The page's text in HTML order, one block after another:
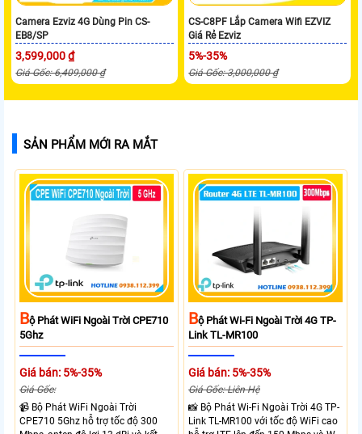
Camera Ezviz 4G Dùng Pin CS-
EB8/SP
3,599,000 ₫
Giá Gốc: 6,409,000 ₫
CS-C8PF Lắp Camera Wifi EZVIZ
Giá Rẻ Ezviz
5%-35%
Giá Gốc: 3,000,000 ₫
SẢN PHẨM MỚI RA MẮT
BỘ Phát WiFi Ngoài Trời CPE710
5Ghz
Giá bán: 5%-35%
Giá Gốc:
📹 Bộ Phát WiFi Ngoài Trời
CPE710 5Ghz hỗ trợ tốc độ 300
BỘ Phát Wi-Fi Ngoài Trời 4G TP-
Link TL-MR100
Giá bán: 5%-35%
Giá Gốc: Liên Hệ
📸 Bộ Phát Wi-Fi Ngoài Trời 4G TP-
Link TL-MR100 với tốc độ WiFi cao